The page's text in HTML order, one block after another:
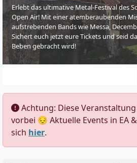
Erlebt das ultimative Metal-Festival des
Open Air! Mit einer atemberaubenden
aufstrebenden Bands wie Messa,
Sichert euch jetzt eure Tickets und seid
Beben gebracht wird!
Achtung: Diese
vorbei 😔 Aktuelle Events in EA
sich hier.